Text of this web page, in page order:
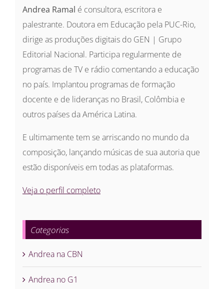
Andrea Ramal é consultora, escritora e
palestrante. Doutora em Educação pela PUC-Rio,
dirige as produções digitais do GEN | Grupo
Editorial Nacional. Participa regularmente de
programas de TV e rádio comentando a educação
no país. Implantou programas de formação
docente e de lideranças no Brasil, Colômbia e
outros países da América Latina.
E ultimamente tem se arriscando no mundo da
composição, lançando músicas de sua autoria que
estão disponíveis em todas as plataformas.
Veja o perfil completo
Categorias
Andrea na CBN
Andrea no G1